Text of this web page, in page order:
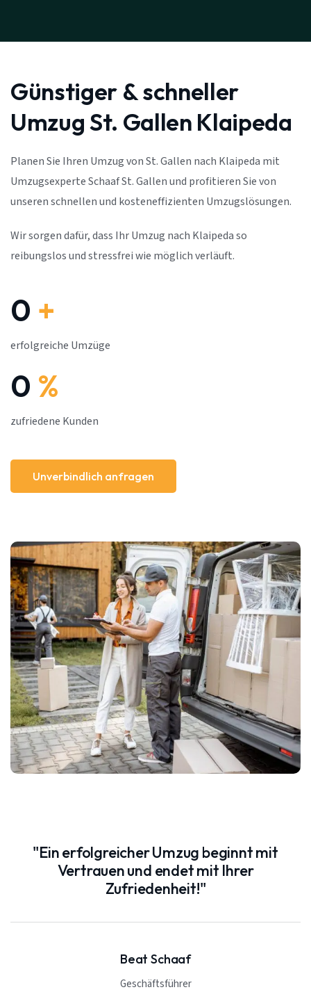
"Ein erfolgreicher Umzug beginnt mit
Vertrauen und endet mit Ihrer
Zufriedenheit!"
Beat Schaaf
Geschäftsführer
Günstiger & schneller
Umzug St. Gallen Klaipeda
Planen Sie Ihren Umzug von St. Gallen nach Klaipeda mit
Umzugsexperte Schaaf St. Gallen und profitieren Sie von
unseren schnellen und kosteneffizienten Umzugslösungen.
Wir sorgen dafür, dass Ihr Umzug nach Klaipeda so
reibungslos und stressfrei wie möglich verläuft.
0 +
erfolgreiche Umzüge
0 %
zufriedene Kunden
Unverbindlich anfragen